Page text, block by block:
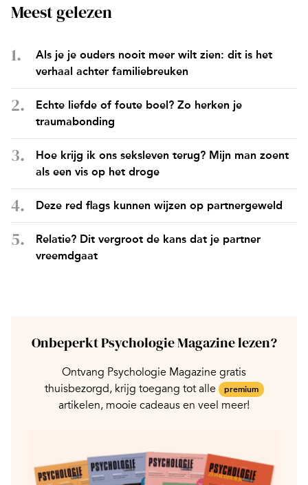
Meest gelezen
Als je je ouders nooit meer wilt zien: dit is het
verhaal achter familiebreuken
Echte liefde of foute boel? Zo herken je
traumabonding
Hoe krijg ik ons seksleven terug? Mijn man zoent
als een vis op het droge
Deze red flags kunnen wijzen op partnergeweld
Relatie? Dit vergroot de kans dat je partner
vreemdgaat
Onbeperkt Psychologie Magazine lezen?
Ontvang Psychologie Magazine gratis
thuisbezorgd, krijg toegang tot alle
premium
artikelen, mooie cadeaus en veel meer!